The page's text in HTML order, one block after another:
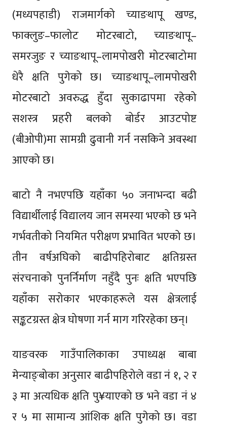
(मध्यपहाडी) राजमार्गको च्याङथापू खण्ड,
फाक्लुङ–फालोट मोटरबाटो, च्याङथापू–
समरजुङ र च्याङथापू–लामपोखरी मोटरबाटोमा
धेरै क्षति पुगेको छ। च्याङथापू–लामपोखरी
मोटरबाटो अवरुद्ध हुँदा सुकाढापमा रहेको
सशस्त्र प्रहरी बलको बोर्डर आउटपोष्ट
(बीओपी)मा सामग्री ढुवानी गर्न नसकिने अवस्था
आएको छ।
बाटो नै नभएपछि यहाँका ५० जनाभन्दा बढी
विद्यार्थीलाई विद्यालय जान समस्या भएको छ भने
गर्भवतीको नियमित परीक्षण प्रभावित भएको छ।
तीन वर्षअघिको बाढीपहिरोबाट क्षतिग्रस्त
संरचनाको पुनर्निर्माण नहुँदै पुनः क्षति भएपछि
यहाँका सरोकार भएकाहरूले यस क्षेत्रलाई
सङ्कटग्रस्त क्षेत्र घोषणा गर्न माग गरिरहेका छन्।
याङवरक गाउँपालिकाका उपाध्यक्ष बाबा
मेन्याङ्बोका अनुसार बाढीपहिरोले वडा नं १, २ र
३ मा अत्यधिक क्षति पु¥याएको छ भने वडा नं ४
र ५ मा सामान्य आंशिक क्षति पुगेको छ। वडा